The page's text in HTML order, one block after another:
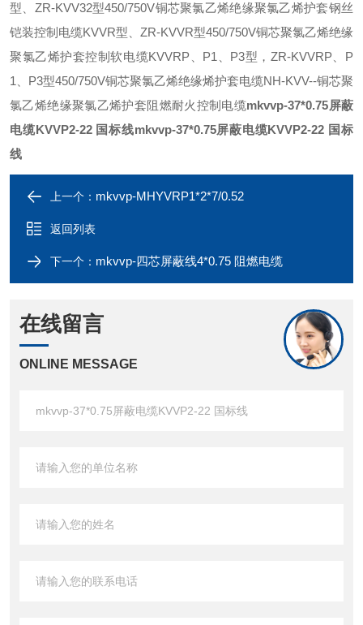
型、ZR-KVV32型450/750V铜芯聚氯乙烯绝缘聚氯乙烯护套钢丝
铠装控制电缆KVVR型、ZR-KVVR型450/750V铜芯聚氯乙烯绝缘
聚氯乙烯护套控制软电缆KVVRP、P1、P3型，ZR-KVVRP、P
1、P3型450/750V铜芯聚氯乙烯绝缘烯护套电缆NH-KVV--铜芯聚
氯乙烯绝缘聚氯乙烯护套阻燃耐火控制电缆mkvvp-37*0.75屏蔽
电缆KVVP2-22 国标线mkvvp-37*0.75屏蔽电缆KVVP2-22 国标
线
上一个： mkvvp-MHYVRP1*2*7/0.52
返回列表
下一个： mkvvp-四芯屏蔽线4*0.75 阻燃电缆
在线留言
ONLINE MESSAGE